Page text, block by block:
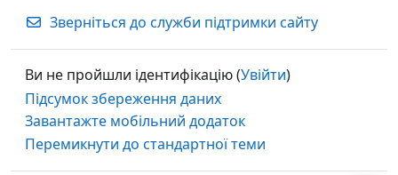
Зверніться до служби підтримки сайту
Ви не пройшли ідентифікацію (Увійти)
Підсумок збереження даних
Завантажте мобільний додаток
Перемикнути до стандартної теми